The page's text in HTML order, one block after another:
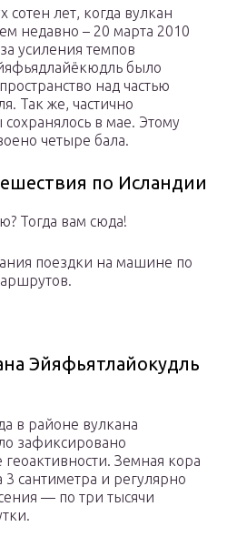
сотен лет, когда вулкан
недавно – 20 марта 2010
усиления темпов
было
над частью
Так же, частично
в мае. Этому
четыре бала.
по Исландии
Тогда вам сюда!
поездки на машине по
Эйяфьятлайокудль
в районе вулкана
зафиксировано
Земная кора
сантиметра и регулярно
— по три тысячи